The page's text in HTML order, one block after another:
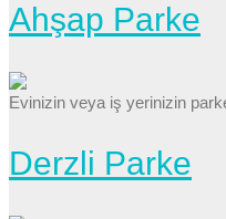
Ahşap Parke
Evinizin veya iş yerinizin
Derzli Parke